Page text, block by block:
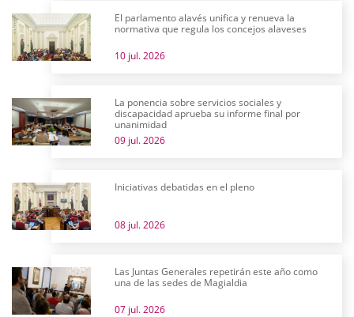
El parlamento alavés unifica y renueva la
normativa que regula los concejos alaveses
10 jul. 2026
La ponencia sobre servicios sociales y
discapacidad aprueba su informe final por
unanimidad
09 jul. 2026
Iniciativas debatidas en el pleno
08 jul. 2026
Las Juntas Generales repetirán este año como
una de las sedes de Magialdia
07 jul. 2026